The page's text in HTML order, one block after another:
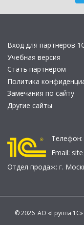
Вход для партнеров
Учебная версия
Стать партнером
Политика
Замечания по сайту
Другие сайты
Телефон:
Email:
Отдел продаж: г.
© 2026 АО «Группа 1С»